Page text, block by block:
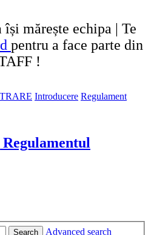
mărește echipa | Te
pentru a face parte din
!
Introducere Regulament
Search
Advanced search